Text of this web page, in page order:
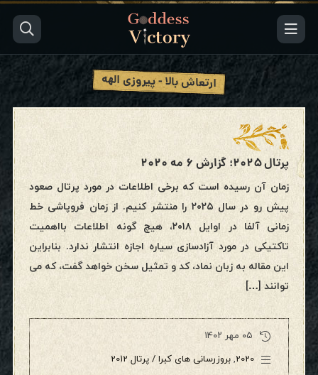
ارتعاش بالا - پیروزی الهه
پرتال ۲۰۲۵؛ گزارش ۶ مه ۲۰۲۰
زمان آن رسیده است که برخی اطلاعات در مورد پرتال صعود
پیش رو در سال ۲۰۲۵ را منتشر کنیم. از زمان فروپاشی خط
زمانی آلفا در اوایل ۲۰۱۸، هیچ گونه اطلاعات بااهمیت
تاکتیکی در مورد آزادسازی سیاره اجازه انتشار ندارد. بنابراین
این مقاله به زبان نماد، کد و تمثیل سخن خواهد گفت، که می
توانند […]
۰۵ مهر ۱۴۰۲
2020
, بروزرسانی های کبرا / پرتال 2012